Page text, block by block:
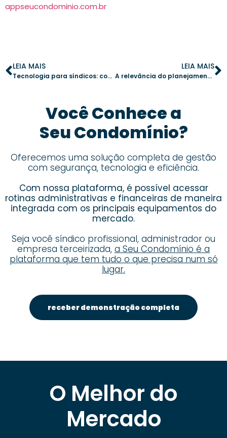
appseucondominio.com.br
LEIA MAIS
Tecnologia para síndicos: como Seu Condomínio aumenta a produtividade
LEIA MAIS
A relevância do planejamento estratégico na gestão de condomínios
Você Conhece a
Seu Condomínio?
Oferecemos uma solução completa de gestão
com segurança, tecnologia e eficiência.
Com nossa plataforma, é possível acessar
rotinas administrativas e financeiras de maneira
integrada com os principais equipamentos do
mercado.
Seja você síndico profissional, administrador ou
empresa terceirizada, a Seu Condomínio é a
plataforma que tem tudo o que precisa num só
lugar.
receber demonstração completa
O Melhor do
Mercado